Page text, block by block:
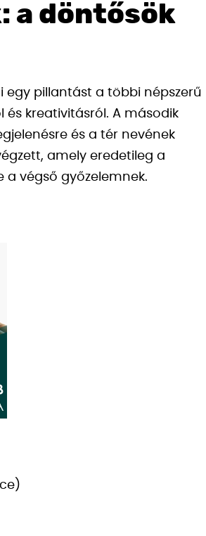
a döntősök
egy pillantást a többi népszerű
és kreativitásról. A második
és a tér nevének
amely eredetileg a
végső győzelemnek.